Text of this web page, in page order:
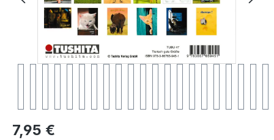
Regulärer Preis:
7,95 €